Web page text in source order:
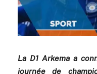
La D1 Arkema a
journée de